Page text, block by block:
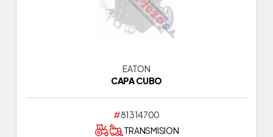
EATON
CAPA CUBO
#81314700
TRANSMISION